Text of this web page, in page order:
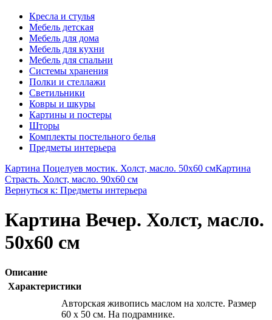
Кресла и стулья
Мебель детская
Мебель для дома
Мебель для кухни
Мебель для спальни
Системы хранения
Полки и стеллажи
Светильники
Ковры и шкуры
Картины и постеры
Шторы
Комплекты постельного белья
Предметы интерьера
Картина Поцелуев мостик. Холст, масло. 50х60 смКартина
Страсть. Холст, масло. 90х60 см
Вернуться к: Предметы интерьера
Картина Вечер. Холст, масло.
50х60 см
Описание
Характеристики
Авторская живопись маслом на холсте. Размер
60 х 50 см. На подрамнике.